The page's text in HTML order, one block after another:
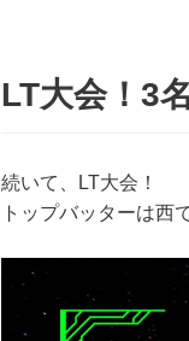
LT大会！3
続いて、LT大会！
トップバッターは西